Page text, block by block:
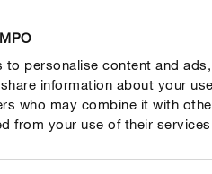
to personalise content and
information about your
who may combine it with
from your use of their
Porady Aktualne